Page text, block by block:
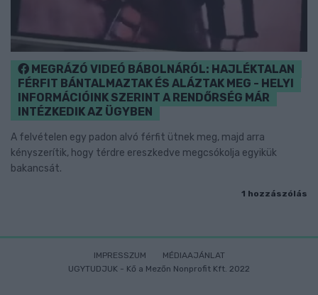
MEGRÁZÓ VIDEÓ BÁBOLNÁRÓL: HAJLÉKTALAN
FÉRFIT BÁNTALMAZTAK ÉS ALÁZTAK MEG - HELYI
INFORMÁCIÓINK SZERINT A RENDŐRSÉG MÁR
INTÉZKEDIK AZ ÜGYBEN
A felvételen egy padon alvó férfit ütnek meg, majd arra
kényszerítik, hogy térdre ereszkedve megcsókolja egyikük
bakancsát.
1 hozzászólás
IMPRESSZUM
MÉDIAAJÁNLAT
UGYTUDJUK - Kő a Mezőn Nonprofit Kft. 2022